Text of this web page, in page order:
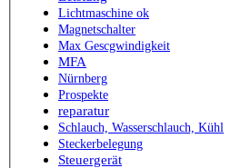
Lichtmaschine ok
Magnetschalter
Max Gescgwindigkeit
MFA
Nürnberg
Prospekte
reparatur
Schlauch, Wasserschlauch, Kühl
Steckerbelegung
Steuergerät